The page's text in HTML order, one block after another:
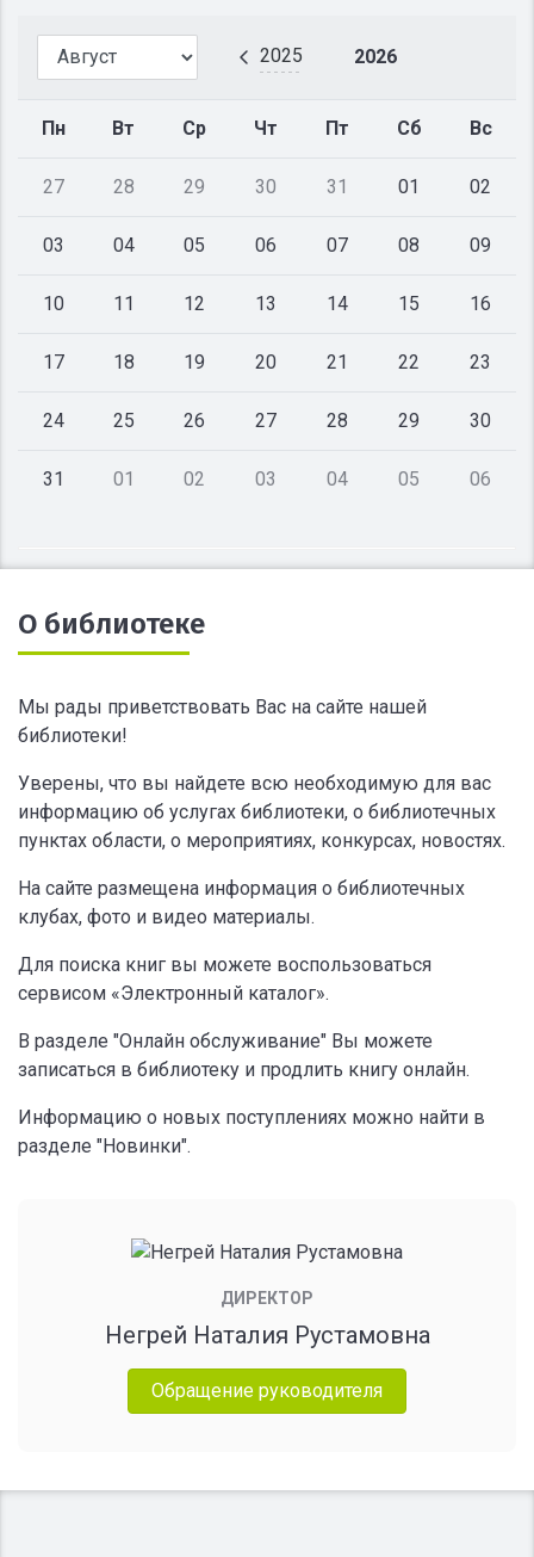
2025 2026
Пн Вт Ср Чт Пт Сб Вс
27 28 29 30 31 01 02
03 04 05 06 07 08 09
10 11 12 13 14 15 16
17 18 19 20 21 22 23
24 25 26 27 28 29 30
31 01 02 03 04 05 06
О библиотеке
Мы рады приветствовать Вас на сайте нашей
библиотеки!
Уверены, что вы найдете всю необходимую для вас
информацию об услугах библиотеки, о библиотечных
пунктах области, о мероприятиях, конкурсах, новостях.
На сайте размещена информация о библиотечных
клубах, фото и видео материалы.
Для поиска книг вы можете воспользоваться
сервисом «Электронный каталог».
В разделе "Онлайн обслуживание" Вы можете
записаться в библиотеку и продлить книгу онлайн.
Информацию о новых поступлениях можно найти в
разделе "Новинки".
ДИРЕКТОР
Негрей Наталия Рустамовна
Обращение руководителя